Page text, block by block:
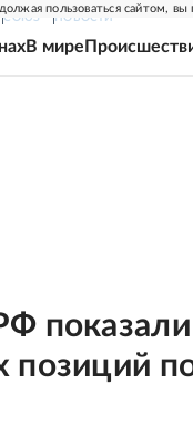
пользоваться сайтом, вы
СОЮЗ НОВОСТИ
В мире
позиций